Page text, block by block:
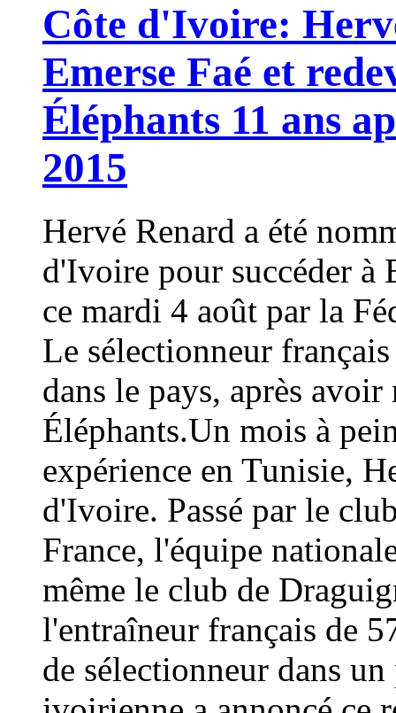
Côte d'Ivoire:
Emerse Faé et
Éléphants 11 ans
2015
Hervé Renard a été
d'Ivoire pour succéder à
ce mardi 4 août par la
Le sélectionneur
dans le pays, après
Éléphants.Un mois à
expérience en Tunisie,
d'Ivoire. Passé par le
France, l'équipe
même le club de
l'entraîneur français de
de sélectionneur dans